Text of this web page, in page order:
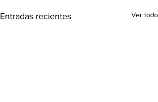
Entradas recientes Ver todo